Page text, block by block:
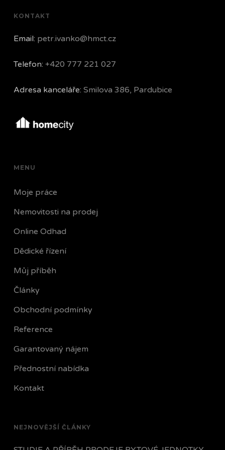
KONTAKT
Email: petr.ivanko@hmct.cz
Telefon: +420 777 221 027
Adresa kanceláře: Smilova 386, Pardubice
MENU
Moje práce
Nemovitosti na prodej
Online Odhad
Dědické řízení
Můj příběh
Články
Obchodní podmínky
Reference
Garantovaný nájem
Přednostní nabídka
Kontakt
NEJNOVĚJŠÍ ČLÁNKY